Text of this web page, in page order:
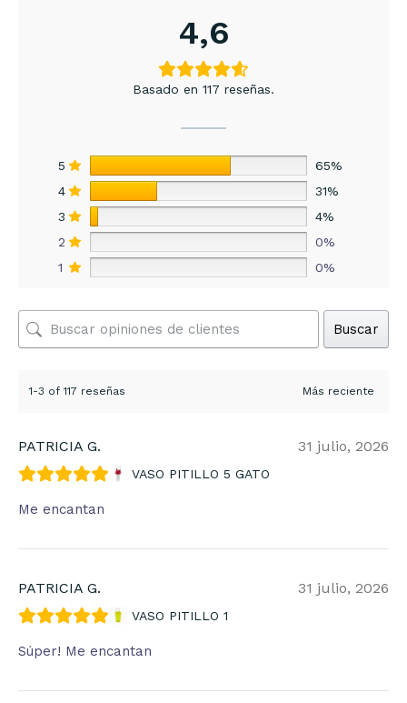
4,6
Basado en 117 reseñas.
5
65%
4
31%
3
4%
2
0%
1
0%
Buscar
1-3 of 117 reseñas
PATRICIA G. 31 julio, 2026
VASO PITILLO 5 GATO
Me encantan
PATRICIA G. 31 julio, 2026
VASO PITILLO 1
Súper! Me encantan